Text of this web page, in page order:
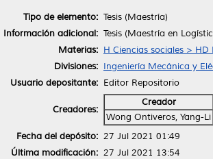
Tipo de elemento: Tesis (Maestría)
Información adicional: Tesis (Maestría en
Materias: H Ciencias sociales >
Divisiones: Ingeniería Mecánica y
Usuario depositante: Editor Repositorio
Creadores:
Creador
Wong Ontiveros, Yang-Li
Fecha del depósito: 27 Jul 2021 01:49
Última modificación: 27 Jul 2021 13:54